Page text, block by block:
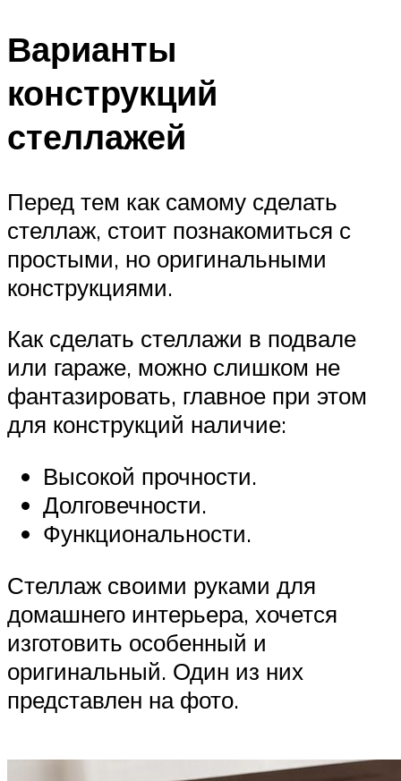
Варианты
конструкций
стеллажей
Перед тем как самому сделать
стеллаж, стоит познакомиться с
простыми, но оригинальными
конструкциями.
Как сделать стеллажи в подвале
или гараже, можно слишком не
фантазировать, главное при этом
для конструкций наличие:
Высокой прочности.
Долговечности.
Функциональности.
Стеллаж своими руками для
домашнего интерьера, хочется
изготовить особенный и
оригинальный. Один из них
представлен на фото.